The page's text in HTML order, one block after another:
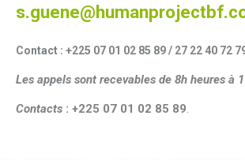
Contact : +225 07 01 02 85 89 / 27 22 40 72
Les appels sont recevables de 8h heures à
Contacts : +225 07 01 02 85 89.